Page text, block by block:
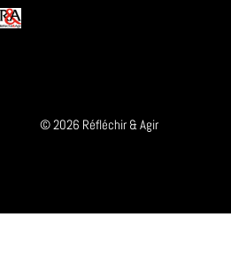
© 2026 Réfléchir & Agir